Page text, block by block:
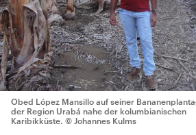
Obed López Mansillo auf seiner
der Region Urabá nahe der kolumbianischen
Karibikküste. © Johannes Kulms